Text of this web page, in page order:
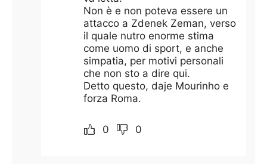
Non è e non poteva essere un
attacco a Zdenek Zeman, verso
il quale nutro enorme stima
come uomo di sport, e anche
simpatia, per motivi personali
che non sto a dire qui.
Detto questo, daje Mourinho e
forza Roma.
0 0